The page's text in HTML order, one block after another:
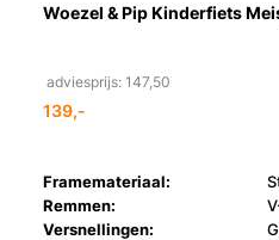
Woezel & Pip Kinderfiets
adviesprijs: 147,50
139,-
Framemateriaal:
Remmen:
Versnellingen: